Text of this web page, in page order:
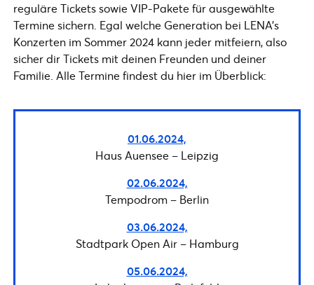
reguläre Tickets sowie VIP-Pakete für ausgewählte
Termine sichern. Egal welche Generation bei LENA’s
Konzerten im Sommer 2024 kann jeder mitfeiern, also
sicher dir Tickets mit deinen Freunden und deiner
Familie. Alle Termine findest du hier im Überblick:
01.06.2024,
Haus Auensee – Leipzig
02.06.2024,
Tempodrom – Berlin
03.06.2024,
Stadtpark Open Air – Hamburg
05.06.2024,